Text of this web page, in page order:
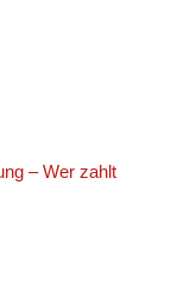
– Wer zahlt